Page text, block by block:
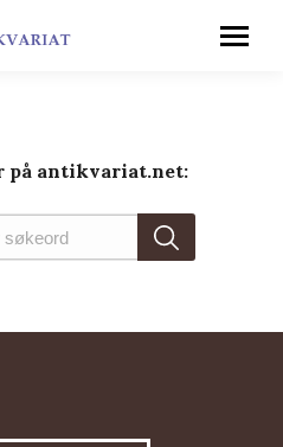
på antikvariat.net: